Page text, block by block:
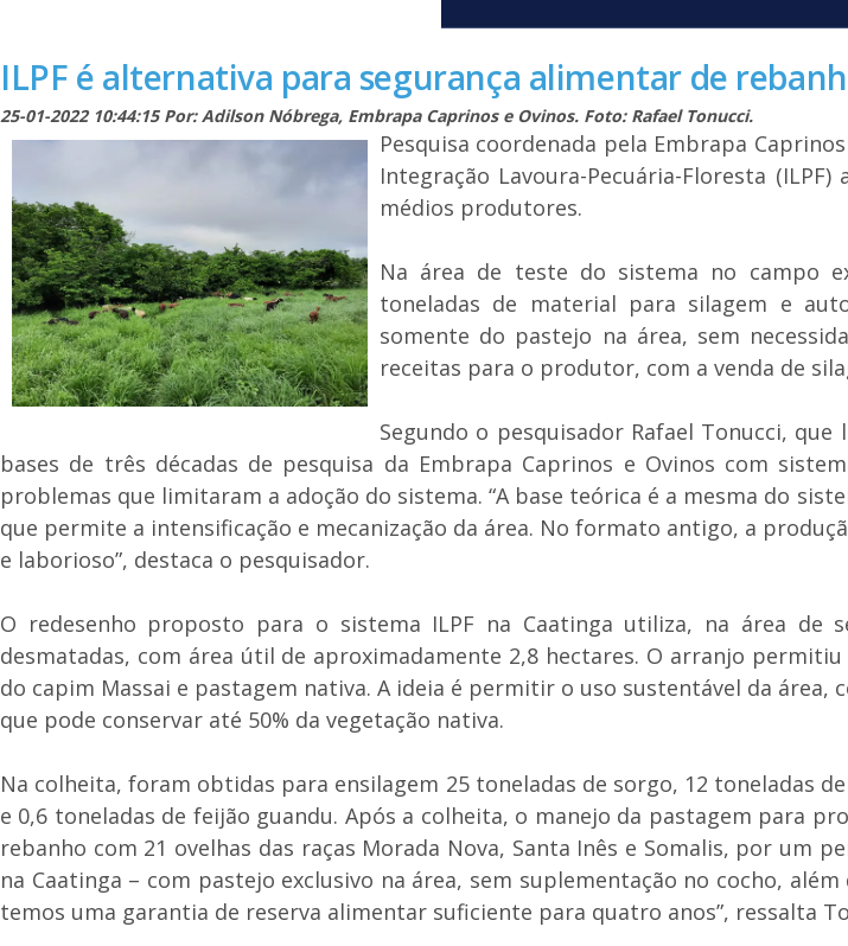
ILPF é alternativa para segurança alimentar de
25-01-2022 10:44:15 Por: Adilson Nóbrega, Embrapa Caprinos e Ovinos. Foto: Rafael Tonucci.
Pesquisa coordenada pela Embrapa
Integração Lavoura-Pecuária-Floresta
médios produtores.
Na área de teste do sistema no campo
toneladas de material para silagem e
somente do pastejo na área, sem
receitas para o produtor, com a venda de
Segundo o pesquisador Rafael Tonucci,
bases de três décadas de pesquisa da Embrapa Caprinos e Ovinos com
problemas que limitaram a adoção do sistema. “A base teórica é a mesma do
que permite a intensificação e mecanização da área. No formato antigo, a
e laborioso”, destaca o pesquisador.
O redesenho proposto para o sistema ILPF na Caatinga utiliza, na área de
desmatadas, com área útil de aproximadamente 2,8 hectares. O arranjo
do capim Massai e pastagem nativa. A ideia é permitir o uso sustentável da
que pode conservar até 50% da vegetação nativa.
Na colheita, foram obtidas para ensilagem 25 toneladas de sorgo, 12 toneladas
e 0,6 toneladas de feijão guandu. Após a colheita, o manejo da pastagem para
rebanho com 21 ovelhas das raças Morada Nova, Santa Inês e Somalis, por um
na Caatinga – com pastejo exclusivo na área, sem suplementação no cocho,
temos uma garantia de reserva alimentar suficiente para quatro anos”, ressalta